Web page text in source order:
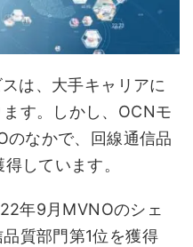
は、大手キャリアに
す。しかし、OCNモ
のなかで、回線通信品
しています。
年9月MVNOのシェ
質部門第1位を獲得